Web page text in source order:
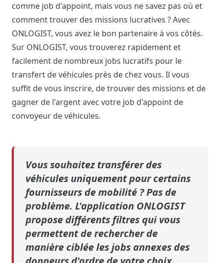
comme job d'appoint, mais vous ne savez pas où et
comment trouver des missions lucratives ? Avec
ONLOGIST, vous avez le bon partenaire à vos côtés.
Sur ONLOGIST, vous trouverez rapidement et
facilement de nombreux jobs lucratifs pour le
transfert de véhicules près de chez vous. Il vous
suffit de vous inscrire, de trouver des missions et de
gagner de l'argent avec votre job d'appoint de
convoyeur de véhicules.
Vous souhaitez transférer des
véhicules uniquement pour certains
fournisseurs de mobilité ? Pas de
problème. L'application ONLOGIST
propose différents filtres qui vous
permettent de rechercher de
manière ciblée les jobs annexes des